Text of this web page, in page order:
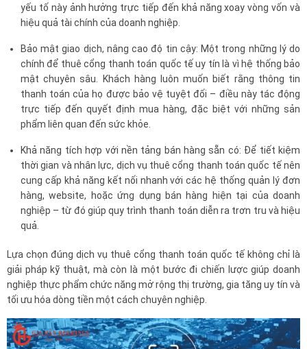
yếu tố này ảnh hưởng trực tiếp đến khả năng xoay vòng vốn và
hiệu quả tài chính của doanh nghiệp.
Bảo mật giao dịch, nâng cao độ tin cậy: Một trong những lý do
chính để thuê cổng thanh toán quốc tế uy tín là vì hệ thống bảo
mật chuyên sâu. Khách hàng luôn muốn biết rằng thông tin
thanh toán của họ được bảo vệ tuyệt đối – điều này tác động
trực tiếp đến quyết định mua hàng, đặc biệt với những sản
phẩm liên quan đến sức khỏe.
Khả năng tích hợp với nền tảng bán hàng sẵn có: Để tiết kiệm
thời gian và nhân lực, dịch vụ thuê cổng thanh toán quốc tế nên
cung cấp khả năng kết nối nhanh với các hệ thống quản lý đơn
hàng, website, hoặc ứng dụng bán hàng hiện tại của doanh
nghiệp – từ đó giúp quy trình thanh toán diễn ra trơn tru và hiệu
quả.
Lựa chọn đúng dịch vụ thuê cổng thanh toán quốc tế không chỉ là
giải pháp kỹ thuật, mà còn là một bước đi chiến lược giúp doanh
nghiệp thực phẩm chức năng mở rộng thị trường, gia tăng uy tín và
tối ưu hóa dòng tiền một cách chuyên nghiệp.